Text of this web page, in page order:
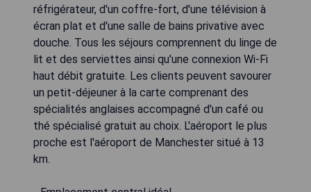
réfrigérateur, d'un coffre-fort, d'une télévision à
écran plat et d'une salle de bains privative avec
douche. Tous les séjours comprennent du linge de
lit et des serviettes ainsi qu'une connexion Wi-Fi
haut débit gratuite. Les clients peuvent savourer
un petit-déjeuner à la carte comprenant des
spécialités anglaises accompagné d'un café ou
thé spécialisé gratuit au choix. L'aéroport le plus
proche est l'aéroport de Manchester situé à 13
km.